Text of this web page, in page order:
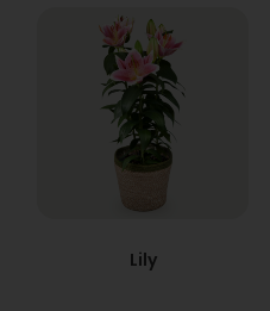
Lily